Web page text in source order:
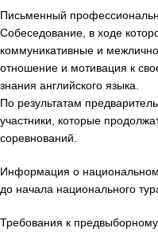
Письменный
Собеседование, в ходе
коммуникативные и
отношение и мотивация к
знания английского языка.
По результатам
участники, которые
соревнований.
Информация о
до начала национального
Требования к предвыборному